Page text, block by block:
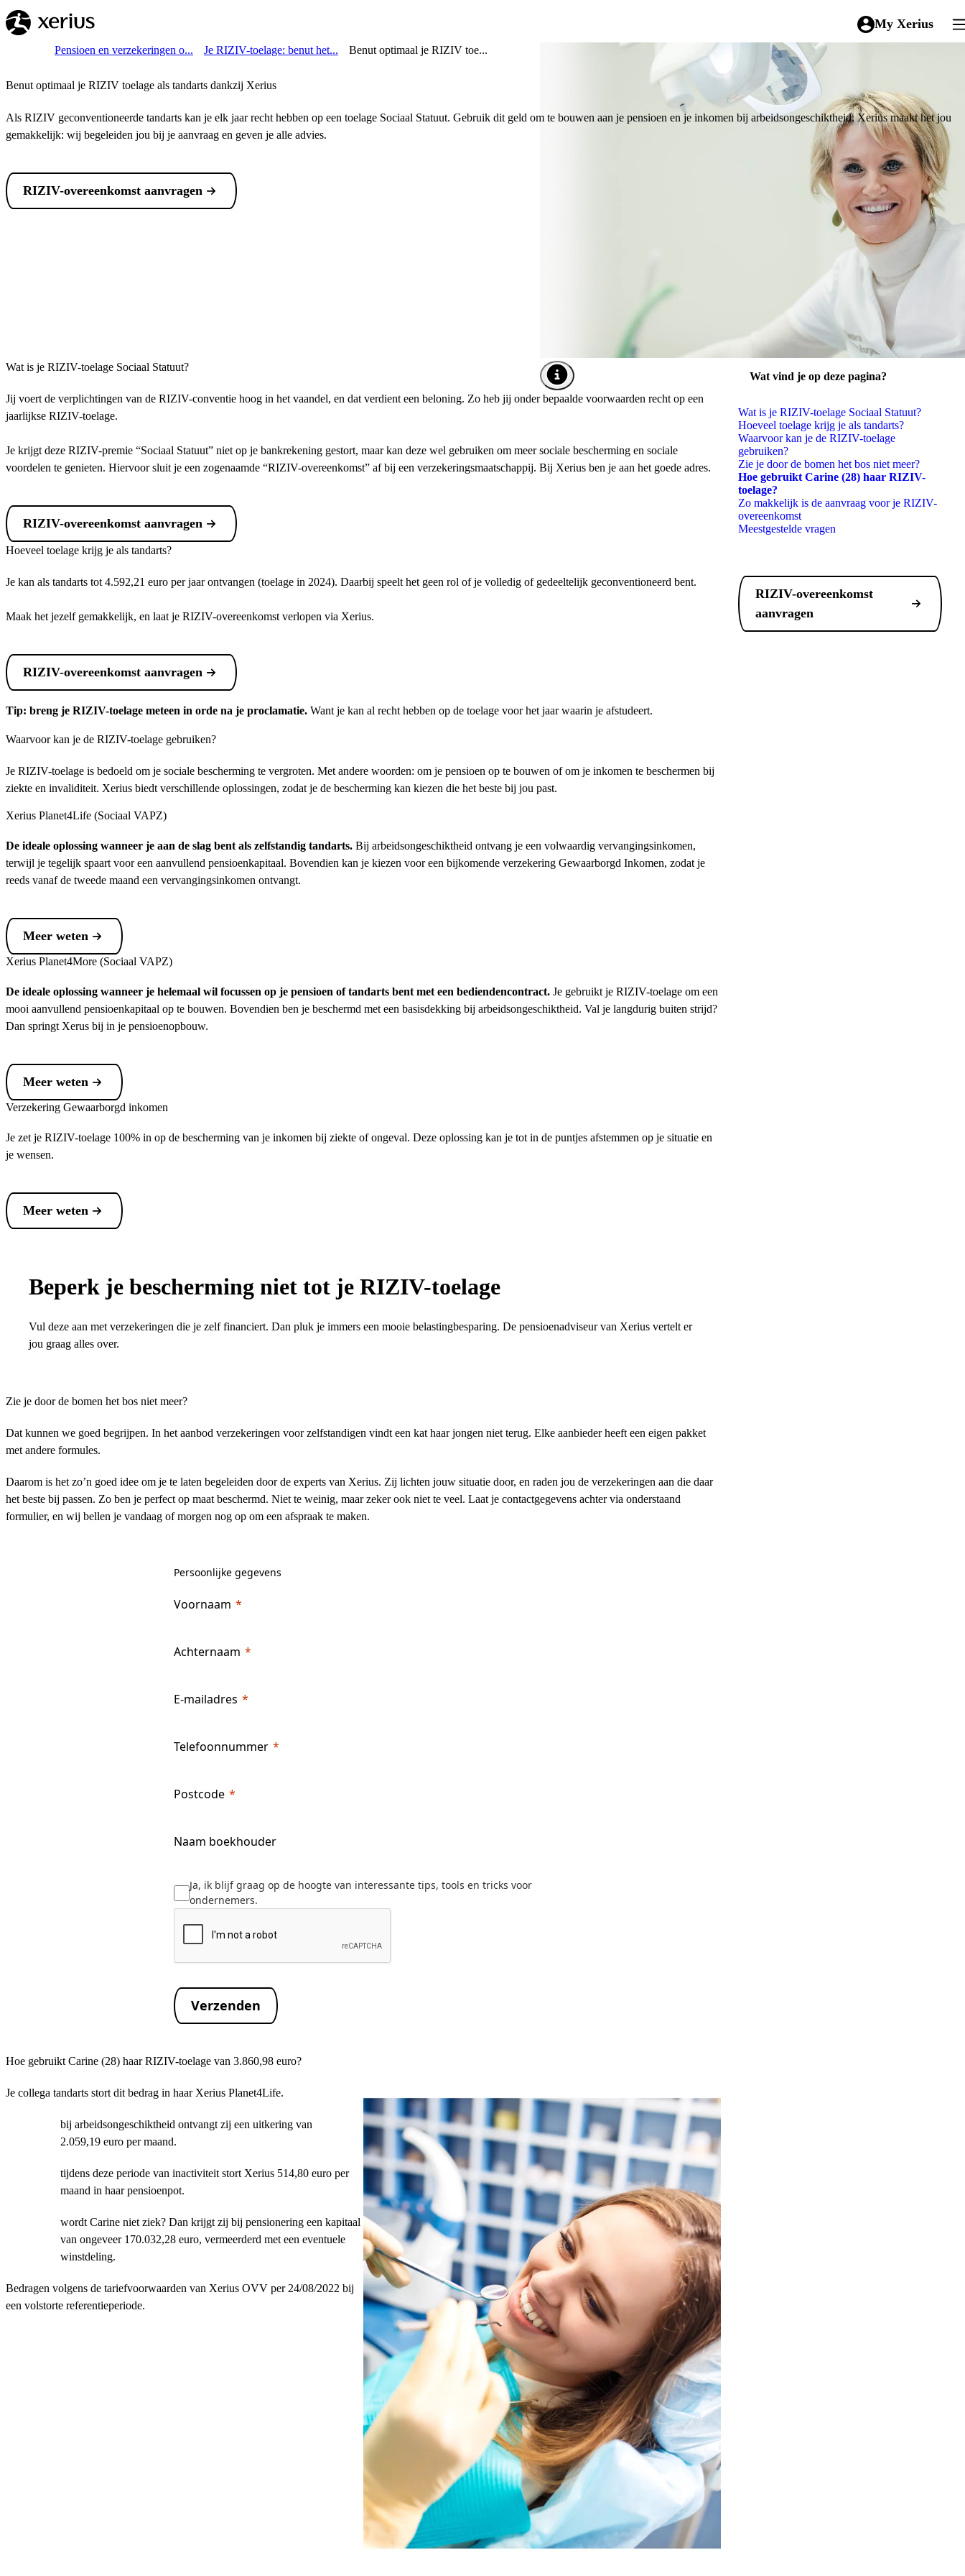
Overslaan naar de hoofdinhoud
My Xerius
Afbeelding tooltip openen
Breadcrumb
HomePensioen en verzekeringen o... Je RIZIV-toelage: benut het... Benut optimaal je RIZIV toe...
Benut optimaal je RIZIV toelage als tandarts dankzij Xerius
Als RIZIV geconventioneerde tandarts kan je elk jaar recht hebben op een toelage Sociaal Statuut. Gebruik dit geld om te bouwen aan je pensioen en je inkomen bij arbeidsongeschiktheid. Xerius maakt het jou
gemakkelijk: wij begeleiden jou bij je aanvraag en geven je alle advies.
RIZIV-overeenkomst aanvragen
Wat is je RIZIV-toelage Sociaal Statuut?
Jij voert de verplichtingen van de RIZIV-conventie hoog in het vaandel, en dat verdient een beloning. Zo heb jij onder bepaalde voorwaarden recht op een
jaarlijkse RIZIV-toelage.
Je krijgt deze RIZIV-premie “Sociaal Statuut” niet op je bankrekening gestort, maar kan deze wel gebruiken om meer sociale bescherming en sociale
voordelen te genieten. Hiervoor sluit je een zogenaamde “RIZIV-overeenkomst” af bij een verzekeringsmaatschappij. Bij Xerius ben je aan het goede adres.
RIZIV-overeenkomst aanvragen
Hoeveel toelage krijg je als tandarts?
Je kan als tandarts tot 4.592,21 euro per jaar ontvangen (toelage in 2024). Daarbij speelt het geen rol of je volledig of gedeeltelijk geconventioneerd bent.
Maak het jezelf gemakkelijk, en laat je RIZIV-overeenkomst verlopen via Xerius.
RIZIV-overeenkomst aanvragen
Tip: breng je RIZIV-toelage meteen in orde na je proclamatie. Want je kan al recht hebben op de toelage voor het jaar waarin je afstudeert.
Waarvoor kan je de RIZIV-toelage gebruiken?
Je RIZIV-toelage is bedoeld om je sociale bescherming te vergroten. Met andere woorden: om je pensioen op te bouwen of om je inkomen te beschermen bij
ziekte en invaliditeit. Xerius biedt verschillende oplossingen, zodat je de bescherming kan kiezen die het beste bij jou past.
Xerius Planet4Life (Sociaal VAPZ)
De ideale oplossing wanneer je aan de slag bent als zelfstandig tandarts. Bij arbeidsongeschiktheid ontvang je een volwaardig vervangingsinkomen,
terwijl je tegelijk spaart voor een aanvullend pensioenkapitaal. Bovendien kan je kiezen voor een bijkomende verzekering Gewaarborgd Inkomen, zodat je
reeds vanaf de tweede maand een vervangingsinkomen ontvangt.
Meer weten
Xerius Planet4More (Sociaal VAPZ)
De ideale oplossing wanneer je helemaal wil focussen op je pensioen of tandarts bent met een bediendencontract. Je gebruikt je RIZIV-toelage om een
mooi aanvullend pensioenkapitaal op te bouwen. Bovendien ben je beschermd met een basisdekking bij arbeidsongeschiktheid. Val je langdurig buiten strijd?
Dan springt Xerus bij in je pensioenopbouw.
Meer weten
Verzekering Gewaarborgd inkomen
Je zet je RIZIV-toelage 100% in op de bescherming van je inkomen bij ziekte of ongeval. Deze oplossing kan je tot in de puntjes afstemmen op je situatie en
je wensen.
Meer weten
Beperk je bescherming niet tot je RIZIV-toelage
Vul deze aan met verzekeringen die je zelf financiert. Dan pluk je immers een mooie belastingbesparing. De pensioenadviseur van Xerius vertelt er
jou graag alles over.
Zie je door de bomen het bos niet meer?
Dat kunnen we goed begrijpen. In het aanbod verzekeringen voor zelfstandigen vindt een kat haar jongen niet terug. Elke aanbieder heeft een eigen pakket
met andere formules.
Daarom is het zo’n goed idee om je te laten begeleiden door de experts van Xerius. Zij lichten jouw situatie door, en raden jou de verzekeringen aan die daar
het beste bij passen. Zo ben je perfect op maat beschermd. Niet te weinig, maar zeker ook niet te veel. Laat je contactgegevens achter via onderstaand
formulier, en wij bellen je vandaag of morgen nog op om een afspraak te maken.
Persoonlijke gegevens
Voornaam
Achternaam
E-mailadres
Telefoonnummer
Postcode
Naam boekhouder
Ja, ik blijf graag op de hoogte van interessante tips, tools en tricks voor
ondernemers.
Verzenden
Hoe gebruikt Carine (28) haar RIZIV-toelage van 3.860,98 euro?
Je collega tandarts stort dit bedrag in haar Xerius Planet4Life.
bij arbeidsongeschiktheid ontvangt zij een uitkering van
2.059,19 euro per maand.
tijdens deze periode van inactiviteit stort Xerius 514,80 euro per
maand in haar pensioenpot.
wordt Carine niet ziek? Dan krijgt zij bij pensionering een kapitaal
van ongeveer 170.032,28 euro, vermeerderd met een eventuele
winstdeling.
Bedragen volgens de tariefvoorwaarden van Xerius OVV per 24/08/2022 bij
een volstorte referentieperiode.
Wat vind je op deze pagina?
Wat is je RIZIV-toelage Sociaal Statuut?
Hoeveel toelage krijg je als tandarts?
Waarvoor kan je de RIZIV-toelage
gebruiken?
Zie je door de bomen het bos niet meer?
Hoe gebruikt Carine (28) haar RIZIV-
toelage?
Zo makkelijk is de aanvraag voor je RIZIV-
overeenkomst
Meestgestelde vragen
RIZIV-overeenkomst
aanvragen